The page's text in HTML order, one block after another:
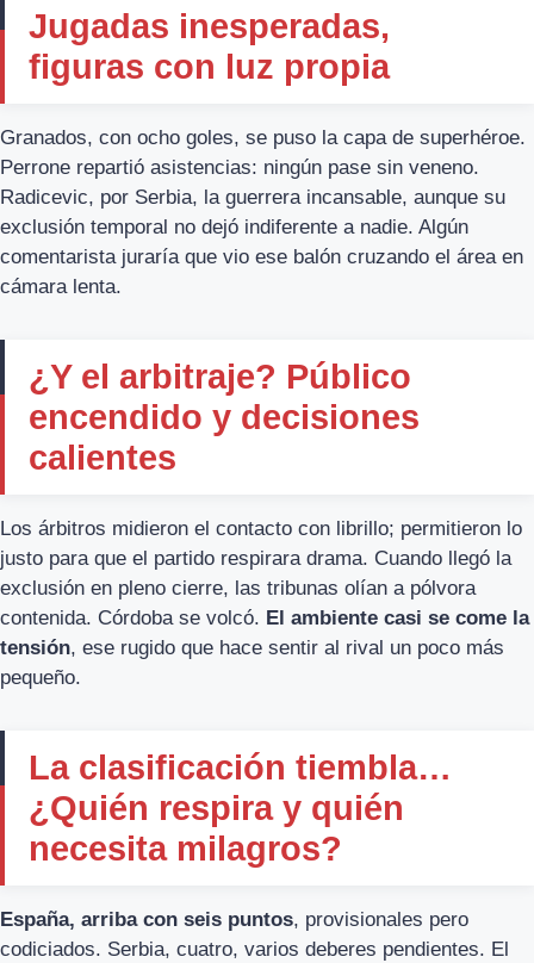
Jugadas inesperadas,
figuras con luz propia
Granados, con ocho goles, se puso la capa de superhéroe.
Perrone repartió asistencias: ningún pase sin veneno.
Radicevic, por Serbia, la guerrera incansable, aunque su
exclusión temporal no dejó indiferente a nadie. Algún
comentarista juraría que vio ese balón cruzando el área en
cámara lenta.
¿Y el arbitraje? Público
encendido y decisiones
calientes
Los árbitros midieron el contacto con librillo; permitieron lo
justo para que el partido respirara drama. Cuando llegó la
exclusión en pleno cierre, las tribunas olían a pólvora
contenida. Córdoba se volcó. El ambiente casi se come la
tensión, ese rugido que hace sentir al rival un poco más
pequeño.
La clasificación tiembla…
¿Quién respira y quién
necesita milagros?
España, arriba con seis puntos, provisionales pero
codiciados. Serbia, cuatro, varios deberes pendientes. El